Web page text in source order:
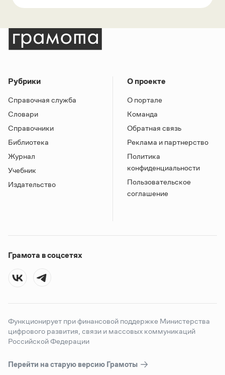
Рубрики
Справочная служба
Словари
Справочники
Библиотека
Журнал
Учебник
Издательство
О проекте
О портале
Команда
Обратная связь
Реклама и партнерство
Политика
конфиденциальности
Пользовательское
соглашение
Грамота в соцсетях
Функционирует при финансовой поддержке Министерства
цифрового развития, связи и массовых коммуникаций
Российской Федерации
Перейти на старую версию Грамоты